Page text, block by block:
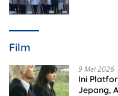
Film
9 Mei 2026
Ini
Jepang,